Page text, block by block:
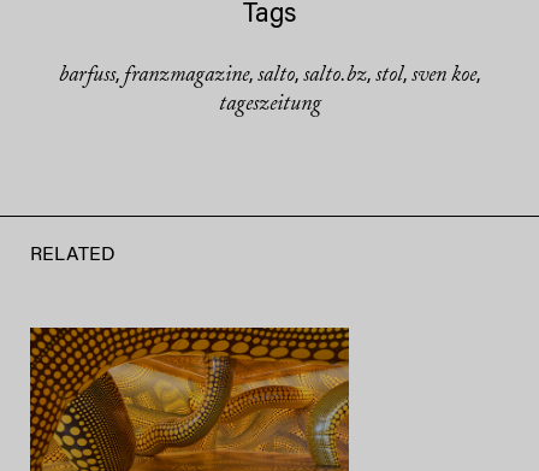
Tags
barfuss, franzmagazine, salto, salto.bz, stol, sven koe,
tageszeitung
RELATED